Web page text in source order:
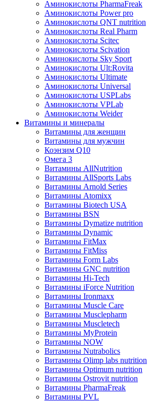
Аминокислоты PharmaFreak
Аминокислоты Power pro
Аминокислоты QNT nutrition
Аминокислоты Real Pharm
Аминокислоты Scitec
Аминокислоты Scivation
Аминокислоты Sky Sport
Аминокислоты Ult:Rovita
Аминокислоты Ultimate
Аминокислоты Universal
Аминокислоты USPLabs
Аминокислоты VPLab
Аминокислоты Weider
Витамины и минералы
Витамины для женщин
Витамины для мужчин
Коэнзим Q10
Омега 3
Витамины AllNutrition
Витамины AllSports Labs
Витамины Arnold Series
Витамины Atomixx
Витамины Biotech USA
Витамины BSN
Витамины Dymatize nutrition
Витамины Dynamic
Витамины FitMax
Витамины FitMiss
Витамины Form Labs
Витамины GNC nutrition
Витамины Hi-Tech
Витамины iForce Nutrition
Витамины Ironmaxx
Витамины Muscle Care
Витамины Musclepharm
Витамины Muscletech
Витамины MyProtein
Витамины NOW
Витамины Nutrabolics
Витамины Olimp labs nutrition
Витамины Optimum nutrition
Витамины Ostrovit nutrition
Витамины PharmaFreak
Витамины PVL